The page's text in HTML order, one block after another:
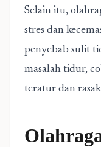
Selain itu,
stres dan
penyebab sulit
masalah tidur,
teratur dan